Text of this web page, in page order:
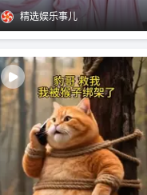
发光，谁懂啊这自律程度离了大
谱！精选娱乐事儿